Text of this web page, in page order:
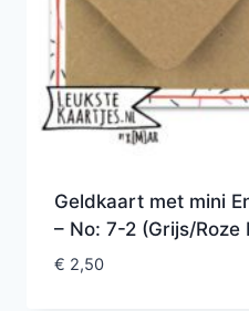
Geldkaart met mini
– No: 7-2 (Grijs/
€ 2,50